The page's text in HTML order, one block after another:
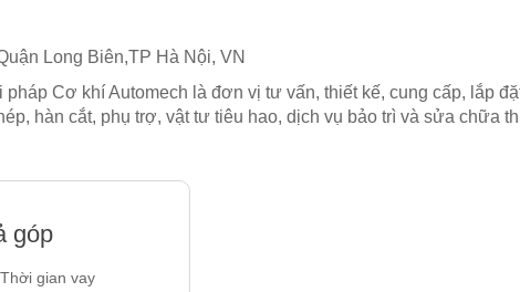
Long Biên,TP Hà Nội, VN
pháp Cơ khí Automech là đơn vị tư vấn, thiết kế, cung cấp, lắp
hàn cắt, phụ trợ, vật tư tiêu hao, dịch vụ bảo trì và sửa chữa
góp
Thời gian vay